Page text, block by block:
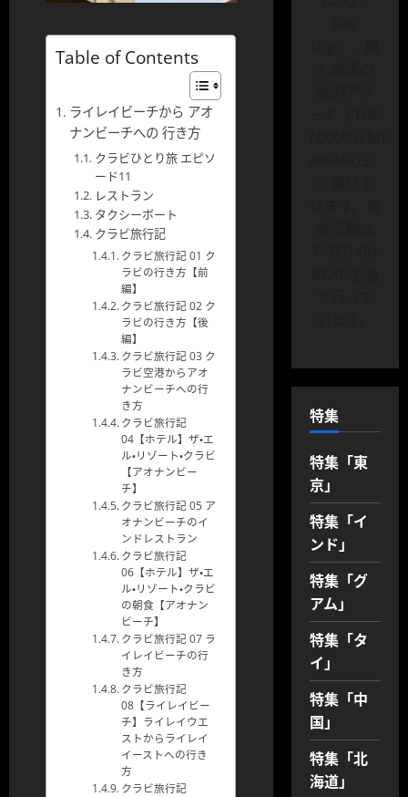
Table of Contents
ライレイビーチから アオ
ナンビーチへの 行き方
クラビひとり旅 エピソ
ード11
レストラン
タクシーボート
クラビ旅行記
クラビ旅行記 01 ク
ラビの行き方【前
編】
クラビ旅行記 02 ク
ラビの行き方【後
編】
クラビ旅行記 03 ク
ラビ空港からアオ
ナンビーチへの行
き方
クラビ旅行記
04【ホテル】ザ・エ
ル・リゾート・クラビ
【アオナンビー
チ】
クラビ旅行記 05 ア
オナンビーチのイ
ンドレストラン
クラビ旅行記
06【ホテル】ザ・エ
ル・リゾート・クラビ
の朝食【アオナン
ビーチ】
クラビ旅行記 07 ラ
イレイビーチの行
き方
クラビ旅行記
08【ライレイビー
チ】ライレイウエ
ストからライレイ
イーストへの行き
方
クラビ旅行記
特集
特集「東
京」
特集「イ
ンド」
特集「グ
アム」
特集「タ
イ」
特集「中
国」
特集「北
海道」